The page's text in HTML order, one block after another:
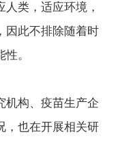
类，适应环境，
因此不排除随着时
。
机构、疫苗生产企
，也在开展相关研